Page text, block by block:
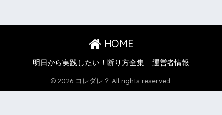
HOME
明日から実践したい！断り方全集 運営者情報
© 2026 コレダレ？ All rights reserved.